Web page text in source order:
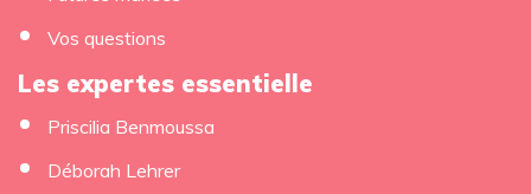
Vos questions
Les expertes essentielle
Priscilia Benmoussa
Déborah Lehrer